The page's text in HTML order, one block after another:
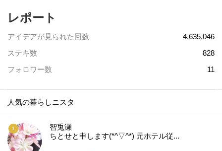
レポート
アイデアが見られた回数
4,635,046
ステキ数
828
フォロワー数
11
人気の暮らしニスタ
智兎瀬
ちとせと申します(*^▽^*) 元ホテル従...